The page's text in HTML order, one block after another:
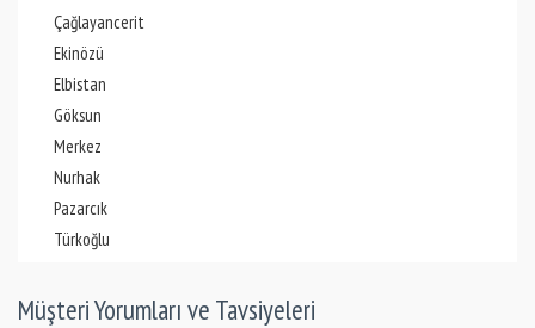
Çağlayancerit
Ekinözü
Elbistan
Göksun
Merkez
Nurhak
Pazarcık
Türkoğlu
Müşteri Yorumları ve Tavsiyeleri